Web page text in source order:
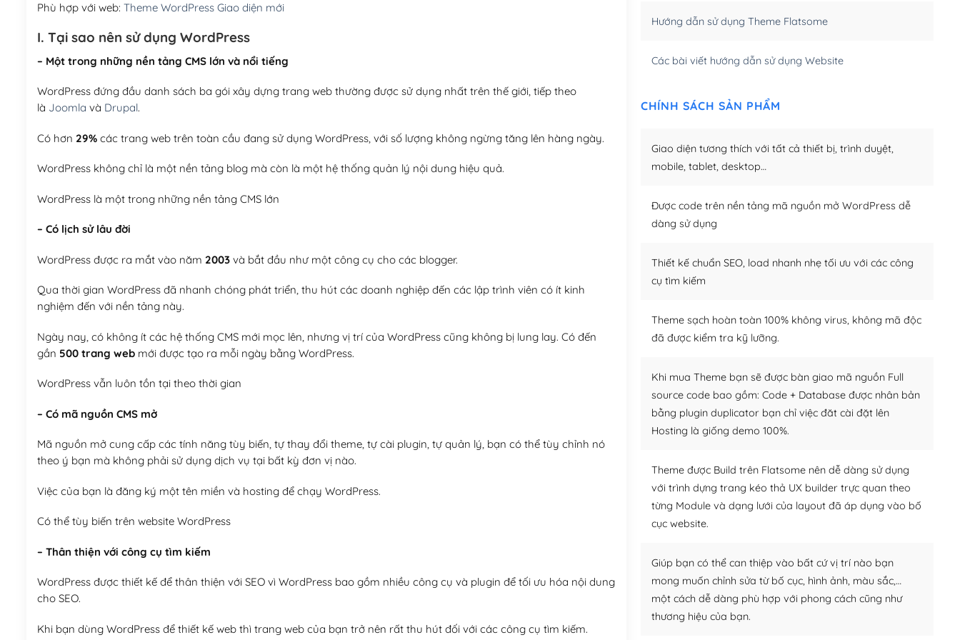
(+950,000₫)
Phù hợp với web: Theme WordPress Giao diện mới
I. Tại sao nên sử dụng WordPress
– Một trong những nền tảng CMS lớn và nổi tiếng
WordPress đứng đầu danh sách ba gói xây dựng trang web thường được sử dụng nhất trên thế giới, tiếp theo
là Joomla và Drupal.
Có hơn 29%các trang web trên toàn cầu đang sử dụng WordPress, với số lượng không ngừng tăng lên hàng ngày.
WordPress không chỉ là một nền tảng blog mà còn là một hệ thống quản lý nội dung hiệu quả.
WordPress là một trong những nền tảng CMS lớn
– Có lịch sử lâu đời
WordPress được ra mắt vào năm 2003và bắt đầu như một công cụ cho các blogger.
Qua thời gian WordPress đã nhanh chóng phát triển, thu hút các doanh nghiệp đến các lập trình viên có ít kinh
nghiệm đến với nền tảng này.
Ngày nay, có không ít các hệ thống CMS mới mọc lên, nhưng vị trí của WordPress cũng không bị lung lay. Có đến
gần 500 trang webmới được tạo ra mỗi ngày bằng WordPress.
WordPress vẫn luôn tồn tại theo thời gian
– Có mã nguồn CMS mở
Mã nguồn mở cung cấp các tính năng tùy biến, tự thay đổi theme, tự cài plugin, tự quản lý, bạn có thể tùy chỉnh nó
theo ý bạn mà không phải sử dụng dịch vụ tại bất kỳ đơn vị nào.
Việc của bạn là đăng ký một tên miền và hosting để chạy WordPress.
Có thể tùy biến trên website WordPress
– Thân thiện với công cụ tìm kiếm
WordPress được thiết kế để thân thiện với SEO vì WordPress bao gồm nhiều công cụ và plugin để tối ưu hóa nội dung
cho SEO.
Khi bạn dùng WordPress để thiết kế web thì trang web của bạn trở nên rất thu hút đối với các công cụ tìm kiếm.
Hướng dẫn sử dụng Theme Flatsome
Các bài viết hướng dẫn sử dụng Website
CHÍNH SÁCH SẢN PHẨM
Giao diện tương thích với tất cả thiết bị, trình duyệt,
mobile, tablet, desktop…
Được code trên nền tảng mã nguồn mở WordPress dễ
dàng sử dụng
Thiết kế chuẩn SEO, load nhanh nhẹ tối ưu với các công
cụ tìm kiếm
Theme sạch hoàn toàn 100% không virus, không mã độc
đã được kiểm tra kỹ lưỡng.
Khi mua Theme bạn sẽ được bàn giao mã nguồn Full
source code bao gồm: Code + Database được nhân bản
bằng plugin duplicator bạn chỉ việc đăt cài đặt lên
Hosting là giống demo 100%.
Theme được Build trên Flatsome nên dễ dàng sử dụng
với trình dựng trang kéo thả UX builder trực quan theo
từng Module và dạng lưới của layout đã áp dụng vào bố
cục website.
Giúp bạn có thể can thiệp vào bất cứ vị trí nào bạn
mong muốn chỉnh sửa từ bố cục, hình ảnh, màu sắc,…
một cách dễ dàng phù hợp với phong cách cũng như
thương hiệu của bạn.